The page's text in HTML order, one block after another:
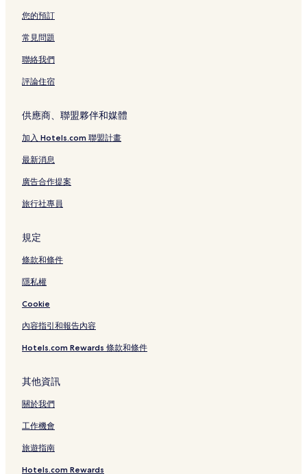
台北車站附近的飯店
中山區飯店
台北國際會議中心附近的飯店
五分埔成衣街附近的飯店
五分埔成衣街附近的平價飯店
五分埔成衣街附近的親子飯店
五分埔成衣街附近的方便購物的飯店
忠孝路附近的親子飯店
忠孝路附近的精品飯店
忠孝路附近的提供免費早餐的飯店
台北的設有健身中心的飯店
您的預訂
常見問題
聯絡我們
評論住宿
供應商、聯盟夥伴和媒體
加入 Hotels.com 聯盟計畫
最新消息
廣告合作提案
旅行社專員
規定
條款和條件
隱私權
Cookie
內容指引和報告內容
Hotels.com Rewards 條款和條件
其他資訊
關於我們
工作機會
旅遊指南
Hotels.com Rewards